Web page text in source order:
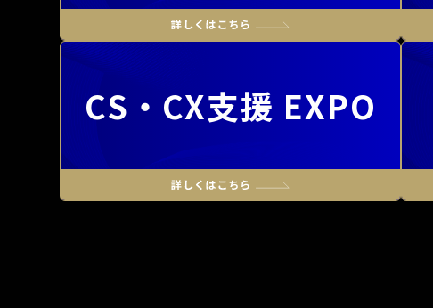
CS・CX支援 EXPO